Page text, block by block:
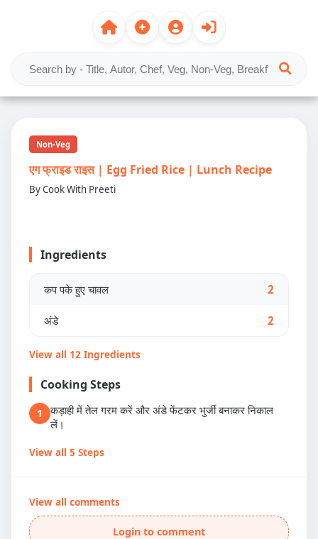
Non-Veg
एग फ्राइड राइस | Egg Fried Rice | Lunch Recipe
By Cook With Preeti
Ingredients
कप पके हुए चावल 2
अंडे 2
View all 12 Ingredients
Cooking Steps
1
कड़ाही में तेल गरम करें और अंडे फेंटकर भुर्जी बनाकर निकाल
लें।
View all 5 Steps
View all comments
Login to comment